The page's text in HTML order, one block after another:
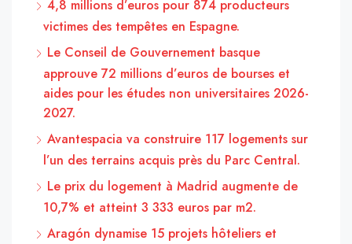
4,8 millions d’euros pour 874 producteurs
victimes des tempêtes en Espagne.
Le Conseil de Gouvernement basque
approuve 72 millions d’euros de bourses et
aides pour les études non universitaires 2026-
2027.
Avantespacia va construire 117 logements sur
l’un des terrains acquis près du Parc Central.
Le prix du logement à Madrid augmente de
10,7% et atteint 3 333 euros par m2.
Aragón dynamise 15 projets hôteliers et